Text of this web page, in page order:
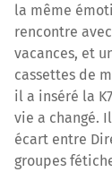
la même
rencontre
vacances, et
cassettes de
il a inséré la
vie a changé.
écart entre
groupes